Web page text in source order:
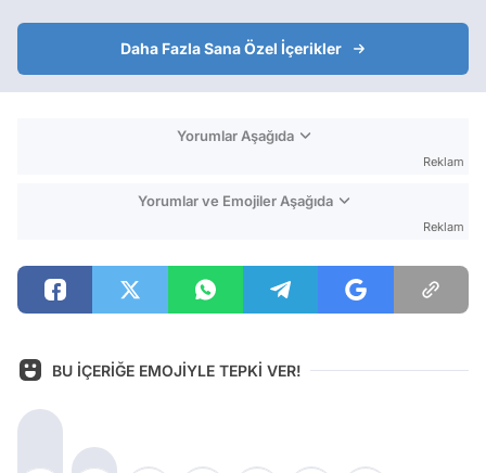
Daha Fazla Sana Özel İçerikler
Yorumlar Aşağıda
Reklam
Yorumlar ve Emojiler Aşağıda
Reklam
BU İÇERİĞE EMOJİYLE TEPKİ VER!